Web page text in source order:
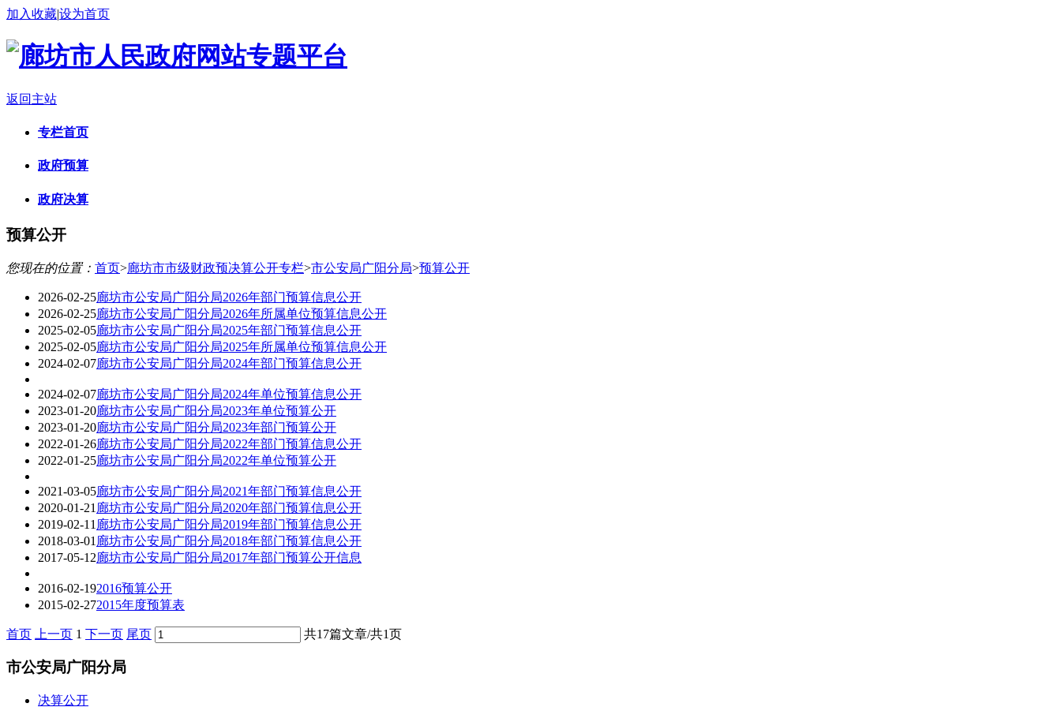
加入收藏|设为首页
返回主站
专栏首页
政府预算
政府决算
预算公开
您现在的位置： 首页>廊坊市市级财政预决算公开专栏>市公安局广阳分局>预算公开
2026-02-25廊坊市公安局广阳分局2026年部门预算信息公开
2026-02-25廊坊市公安局广阳分局2026年所属单位预算信息公开
2025-02-05廊坊市公安局广阳分局2025年部门预算信息公开
2025-02-05廊坊市公安局广阳分局2025年所属单位预算信息公开
2024-02-07廊坊市公安局广阳分局2024年部门预算信息公开
2024-02-07廊坊市公安局广阳分局2024年单位预算信息公开
2023-01-20廊坊市公安局广阳分局2023年单位预算公开
2023-01-20廊坊市公安局广阳分局2023年部门预算公开
2022-01-26廊坊市公安局广阳分局2022年部门预算信息公开
2022-01-25廊坊市公安局广阳分局2022年单位预算公开
2021-03-05廊坊市公安局广阳分局2021年部门预算信息公开
2020-01-21 廊坊市公安局广阳分局2020年部门预算信息公开
2019-02-11 廊坊市公安局广阳分局2019年部门预算信息公开
2018-03-01 廊坊市公安局广阳分局2018年部门预算信息公开
2017-05-12廊坊市公安局广阳分局2017年部门预算公开信息
2016-02-192016预算公开
2015-02-272015年度预算表
首页 上一页 1 下一页 尾页 共17篇文章/共1页
市公安局广阳分局
决算公开